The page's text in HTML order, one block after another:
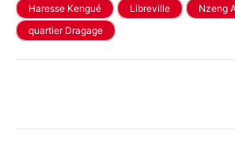
Haresse Kengué
Libreville
Nzeng
quartier Dragage